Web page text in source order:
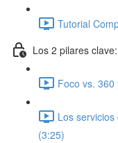
Tutorial
Los 2 pilares
Foco vs.
Los
(3:25)